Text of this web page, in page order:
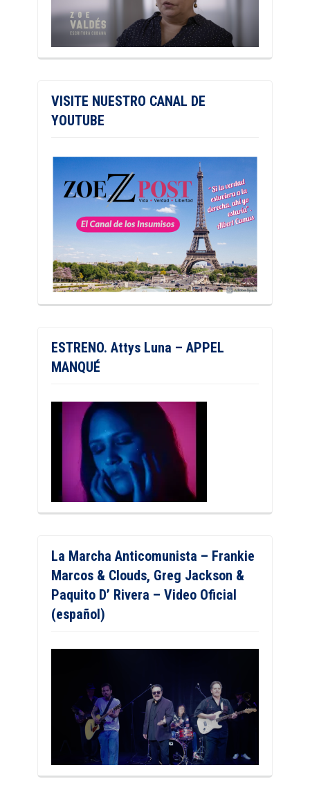
VISITE NUESTRO CANAL DE
YOUTUBE
ESTRENO. Attys Luna – APPEL
MANQUÉ
La Marcha Anticomunista – Frankie
Marcos & Clouds, Greg Jackson &
Paquito D’ Rivera – Video Oficial
(español)